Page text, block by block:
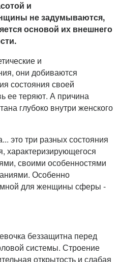
и
не задумываются,
основой их внешнего
и
они добиваются
состояния своей
ее теряют. А причина
глубоко внутри женского
это три разных состояния
характеризирующегося
своими особенностями
Особенно
для женщины сферы -
беззащитна перед
системы. Строение
открытость и слабая